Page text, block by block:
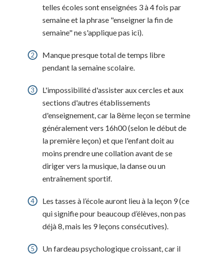
telles écoles sont enseignées 3 à 4 fois par
semaine et la phrase "enseigner la fin de
semaine" ne s'applique pas ici).
Manque presque total de temps libre
pendant la semaine scolaire.
L'impossibilité d'assister aux cercles et aux
sections d'autres établissements
d'enseignement, car la 8ème leçon se termine
généralement vers 16h00 (selon le début de
la première leçon) et que l'enfant doit au
moins prendre une collation avant de se
diriger vers la musique, la danse ou un
entraînement sportif.
Les tasses à l’école auront lieu à la leçon 9 (ce
qui signifie pour beaucoup d’élèves, non pas
déjà 8, mais les 9 leçons consécutives).
Un fardeau psychologique croissant, car il